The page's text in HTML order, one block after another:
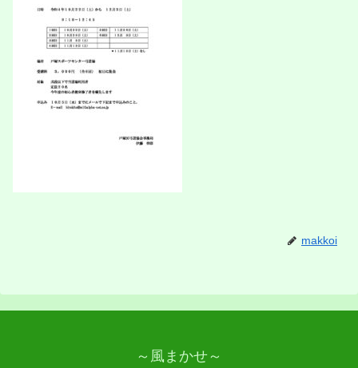
makkoi
～風まかせ～